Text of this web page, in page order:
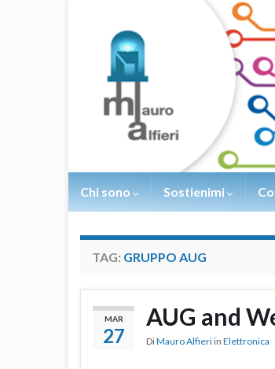
Chi sono Sostienimi
TAG: GRUPPO AUG
MAR
27
AUG and
DiMauro Alfieri in Elettronica